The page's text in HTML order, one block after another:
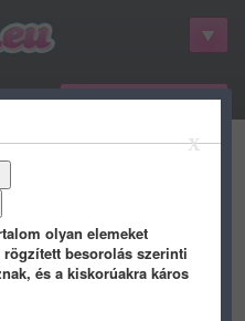
belépés / regisztráció
gifs porn X
olyan elemeket
besorolás szerinti
és a kiskorúakra káros